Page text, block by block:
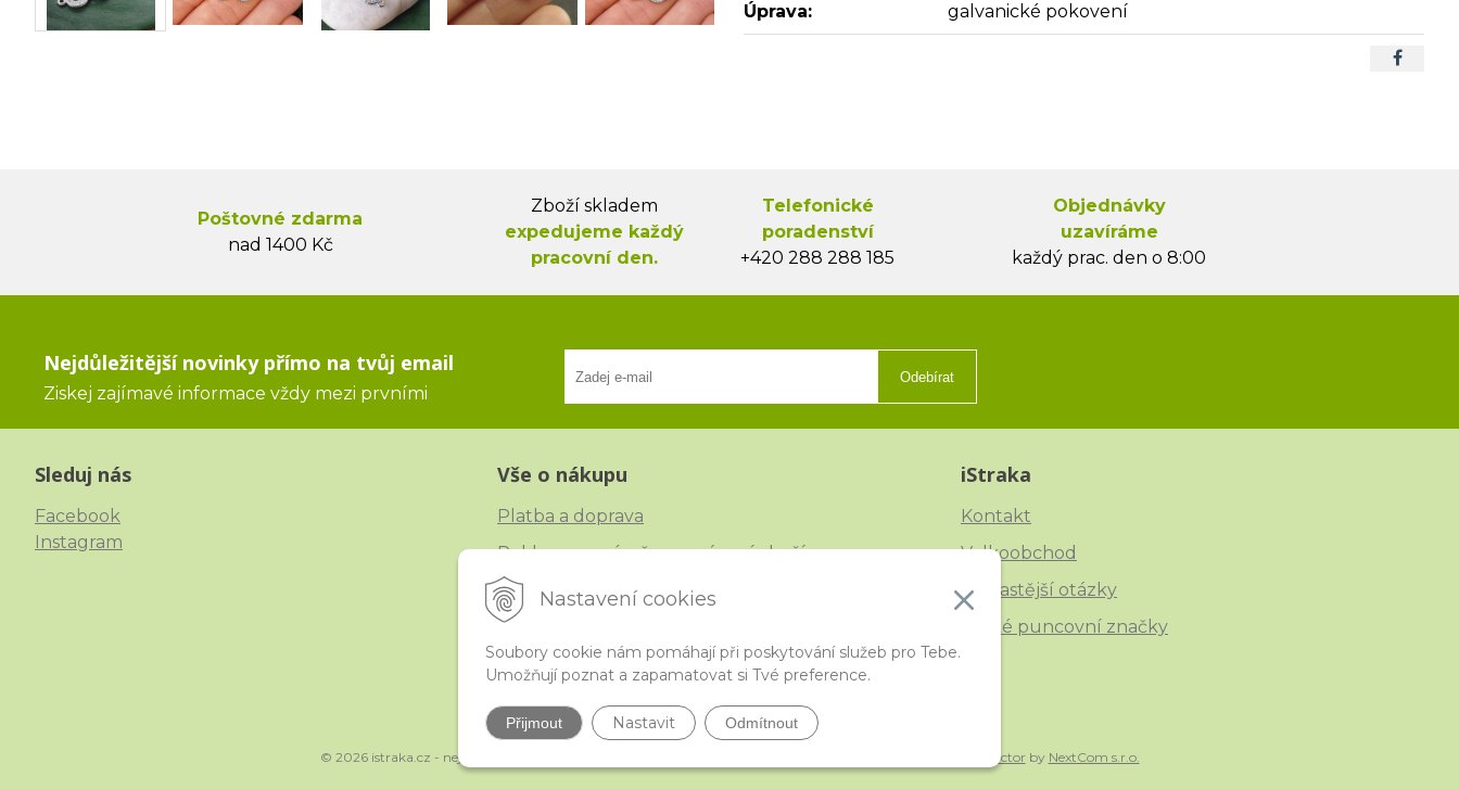
Nastavení cookies
Soubory cookie nám pomáhají při poskytování služeb pro Tebe.
Umožňují poznat a zapamatovat si Tvé preference.
Přijmout Nastavit Odmítnout
Úprava: galvanické pokovení
Poštovné zdarma
nad 1400 Kč
Zboží skladem
expedujeme každý
pracovní den.
Telefonické
poradenství
+420 288 288 185
Objednávky
uzavíráme
každý prac. den o 8:00
Nejdůležitější novinky přímo na tvůj email
Ziskej zajímavé informace vždy mezi prvními
Odebírat
Sleduj nás
Facebook
Instagram
Vše o nákupu
Platba a doprava
Reklamace, výměna a vrácení zboží
Obchodní podmínky
Ochrana osobních údajů
iStraka
Kontakt
Velkoobchod
Nejčastější otázky
České puncovní značky
© 2026 istraka.cz - nejtřpytivější korálky a polodrahokamy široko daleko • e-shop Pohoda Connectorby NextCom s.r.o.